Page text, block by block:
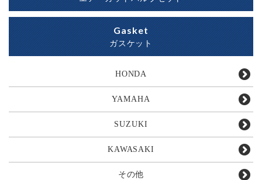
Gasket
ガスケット
HONDA
YAMAHA
SUZUKI
KAWASAKI
その他